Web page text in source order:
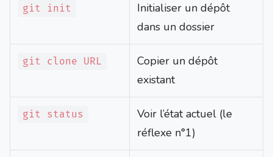
git init
Initialiser un dépôt
dans un dossier
git clone URL
Copier un dépôt
existant
git status
Voir l’état actuel (le
réflexe n°1)